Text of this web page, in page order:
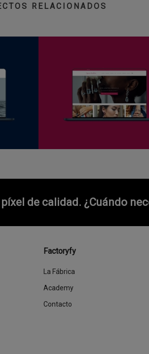
RELACIONADOS
de calidad. ¿Cuándo
Factoryfy
La Fábrica
Academy
Contacto